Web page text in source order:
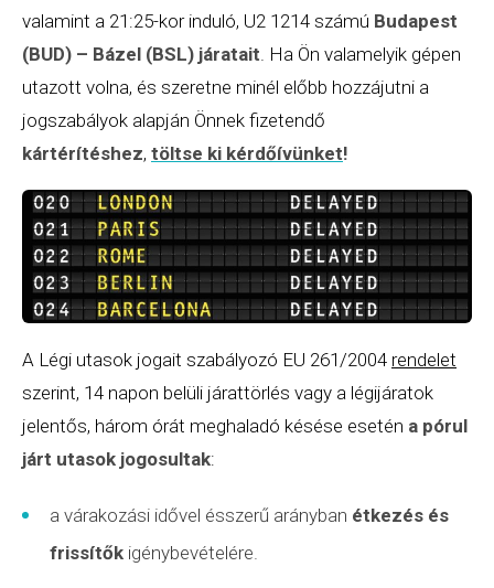
valamint a 21:25-kor induló, U2 1214 számú Budapest
(BUD) – Bázel (BSL) járatait . Ha Ön valamelyik gépen
utazott volna, és szeretne minél előbb hozzájutni a
jogszabályok alapján Önnek fizetendő
kártérítéshez, töltse ki kérdőívünket!
A Légi utasok jogait szabályozó EU 261/2004 rendelet
szerint, 14 napon belüli járattörlés vagy a légijáratok
jelentős, három órát meghaladó késése esetén a pórul
járt utasok jogosultak:
a várakozási idővel ésszerű arányban étkezés és
frissítők igénybevételére.